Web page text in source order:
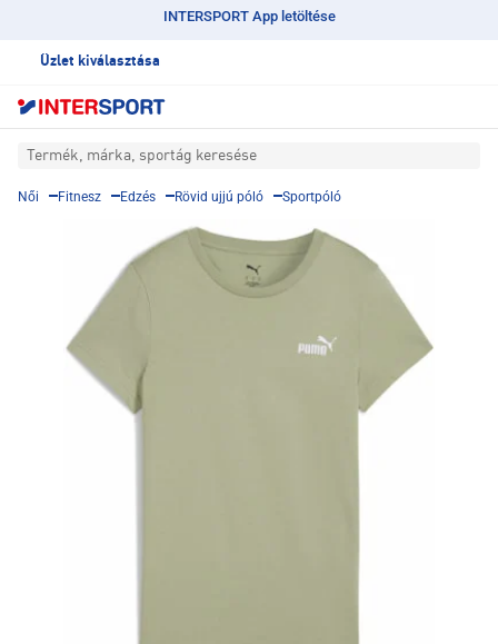
INTERSPORT App letöltése
Üzlet kiválasztása
Termék, márka, sportág keresése
Női Fitnesz Edzés Rövid ujjú póló Sportpóló